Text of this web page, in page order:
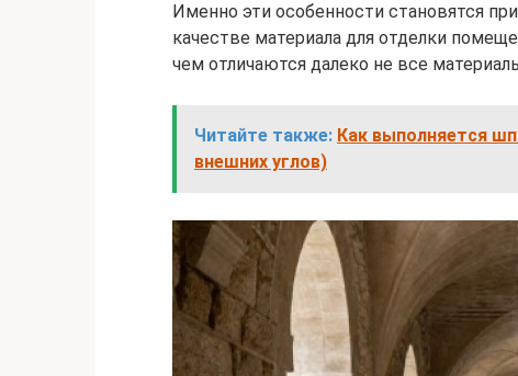
Именно эти особенности становятся
качестве материала для отделки
чем отличаются далеко не все
Читайте также: Как выполняется
внешних углов)